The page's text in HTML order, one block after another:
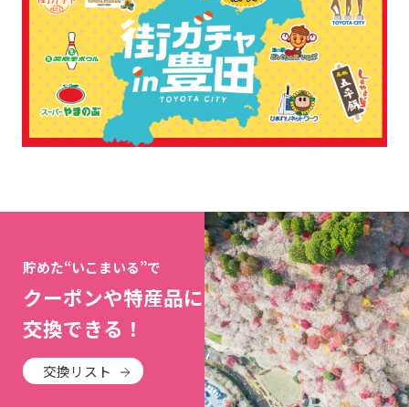
貯めた“いこまいる”で
クーポンや特産品に
交換できる！
交換リスト